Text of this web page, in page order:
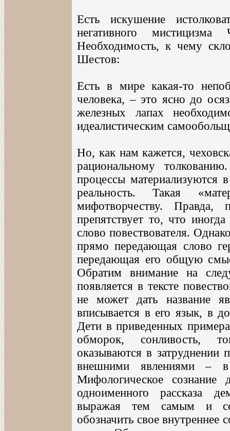
Есть искушение
негативного
Необходимость, к чему
Шестов:
Есть в мире какая-то
человека, – это ясно до
железных лапах
идеалистическим
Но, как нам кажется,
рациональному
процессы материализуются
реальность. Такая
мифотворчеству.
препятствует то, что
слово повествователя.
прямо передающая слово
передающая его общую
Обратим внимание на
появляется в тексте
не может дать название
вписывается в его язык, в
Дети в приведенных
обморок, сонливость,
оказываются в
внешними явлениями – в
Мифологическое
одноименного рассказа
выражая тем самым и
обозначить свое